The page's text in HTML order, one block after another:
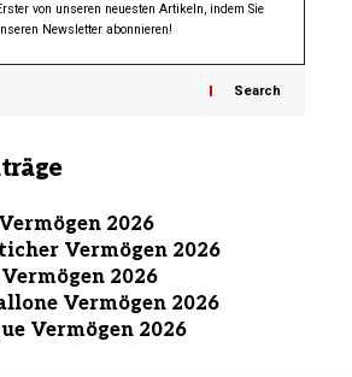
von unseren neuesten Artikeln, indem Sie
Newsletter abonnieren!
Search
2026
Vermögen 2026
2026
Vermögen 2026
Vermögen 2026